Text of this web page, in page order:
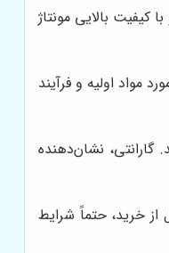
کیفیت بالایی مونتاژ
مواد اولیه و فرآیند
گارانتی، نشان‌دهنده
خرید، حتماً شرایط